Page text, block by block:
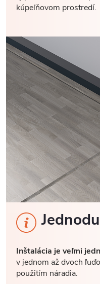
kúpeľňovom prostredí.
Inštalácia je veľmi
v jednom až dvoch
použitím náradia.